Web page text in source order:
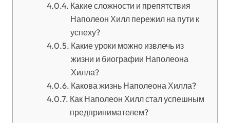
Какие сложности и препятствия
Наполеон Хилл пережил на пути к
успеху?
Какие уроки можно извлечь из
жизни и биографии Наполеона
Хилла?
Какова жизнь Наполеона Хилла?
Как Наполеон Хилл стал успешным
предпринимателем?